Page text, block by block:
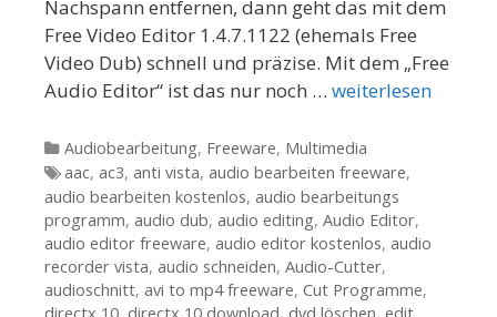
Nachspann entfernen, dann geht das mit dem
Free Video Editor 1.4.7.1122 (ehemals Free
Video Dub) schnell und präzise. Mit dem „Free
Audio Editor“ ist das nur noch … weiterlesen
Kategorien
Audiobearbeitung, Freeware, Multimedia
Tags
aac, ac3, anti vista, audio bearbeiten freeware,
audio bearbeiten kostenlos, audio bearbeitungs
programm, audio dub, audio editing, Audio Editor,
audio editor freeware, audio editor kostenlos, audio
recorder vista, audio schneiden, Audio-Cutter,
audioschnitt, avi to mp4 freeware, Cut Programme,